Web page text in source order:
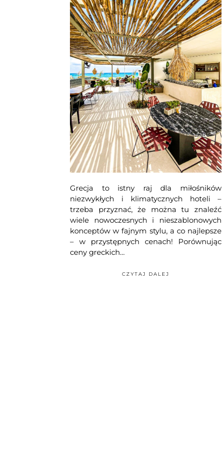
Grecja to istny raj dla miłośników
niezwykłych i klimatycznych hoteli –
trzeba przyznać, że można tu znaleźć
wiele nowoczesnych i nieszablonowych
konceptów w fajnym stylu, a co najlepsze
– w przystępnych cenach! Porównując
ceny greckich…
CZYTAJ DALEJ